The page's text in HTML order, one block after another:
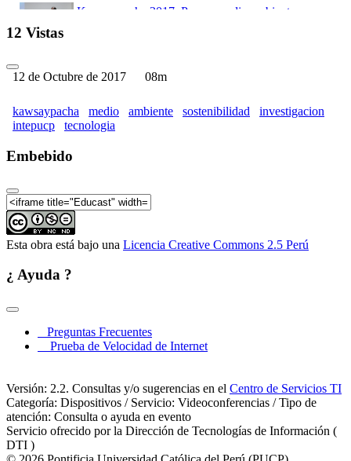
Kawsaypacha 2017: Por un medio ambiente
Kawsaypacha 2017: Por un medio ambiente
Kawsaypacha 2017: Por un medio ambiente
sostenible (Parte 08)
Kawsaypacha 2017: Por un medio ambiente
sostenible (Parte 10)
sostenible (Parte 11)
Kawsaypacha 2017: Por un medio ambiente
sostenible (Parte 15)
Kawsaypacha 2017: Por un medio ambiente
sostenible (Parte 16)
Kawsaypacha 2017: Por un medio ambiente
12 Vistas
12 de Octubre de 2017 08m
kawsaypacha medio ambiente sostenibilidad
investigacion
intepucp
tecnologia
Embebido
Esta obra está bajo una Licencia Creative Commons 2.5 Perú
¿ Ayuda ?
Preguntas Frecuentes
Prueba de Velocidad de Internet
Versión: 2.2. Consultas y/o sugerencias en el Centro de Servicios TI
Categoría: Dispositivos / Servicio: Videoconferencias / Tipo de
atención: Consulta o ayuda en evento
Servicio ofrecido por la Dirección de Tecnologías de Información (
DTI )